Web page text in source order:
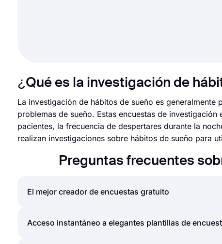
¿Qué es la investigación de
La investigación de hábitos de sueño es
problemas de sueño. Estas encuestas de
pacientes, la frecuencia de despertares durante la
realizan investigaciones sobre hábitos de sueño para
Preguntas frecuentes
El mejor creador de encuestas gratuito
Si está buscando una manera rápida y fácil de crear
Acceso instantáneo a elegantes plantillas de